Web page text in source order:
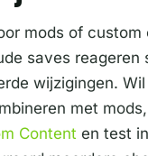
mods of custom
saves reageren
wijzigingen.
met
Content en test